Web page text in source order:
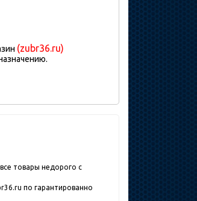
(zubr36.ru)
товары недорого с
по гарантированно